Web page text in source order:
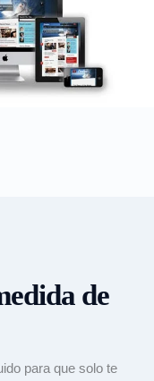
de
para que solo te